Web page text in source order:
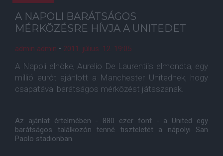
A NAPOLI BARÁTSÁGOS
MÉRKÕZÉSRE HÍVJA A UNITEDET
admin admin • 2011. július. 12. 19:05
A Napoli elnöke, Aurelio De Laurentiis elmondta, egy
millió eurót ajánlott a Manchester Unitednek, hogy
csapatával barátságos mérkõzést játsszanak.
Az ajánlat értelmében - 880 ezer font - a United egy
barátságos találkozón tenné tiszteletét a nápolyi San
Paolo stadionban.